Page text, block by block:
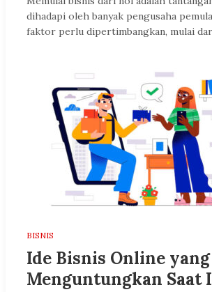
dihadapi oleh banyak pengusaha
faktor perlu dipertimbangkan, mulai
BISNIS
Ide Bisnis Online
Menguntungkan Saat